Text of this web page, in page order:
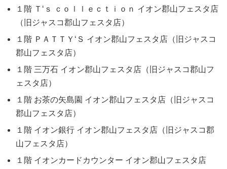
１階 Ｔ‘ｓ ｃｏｌｌｅｃｔｉｏｎ イオン郡山フェスタ店
（旧ジャスコ郡山フェスタ店）
１階 ＰＡＴＴＹ‘Ｓ イオン郡山フェスタ店（旧ジャスコ
郡山フェスタ店）
１階 三万石 イオン郡山フェスタ店（旧ジャスコ郡山フ
ェスタ店）
１階 お茶の矢島園 イオン郡山フェスタ店（旧ジャスコ
郡山フェスタ店）
１階 イオン銀行 イオン郡山フェスタ店（旧ジャスコ郡
山フェスタ店）
１階 イオンカードカウンター イオン郡山フェスタ店